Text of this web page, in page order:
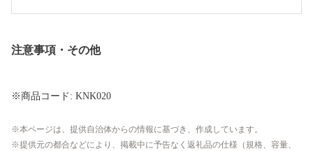
注意事項・その他
※商品コード: KNK020
本ページは、提供自治体からの情報に基づき、作成しています。
提供元の都合などにより、掲載中に予告なく返礼品の仕様（規格、容量、